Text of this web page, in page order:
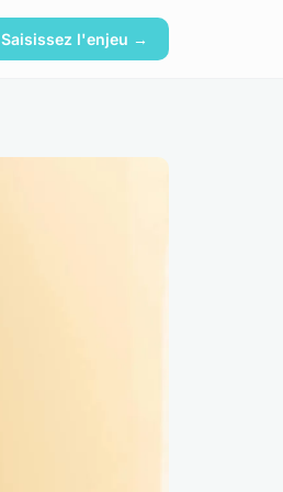
Saisissez l'enjeu →